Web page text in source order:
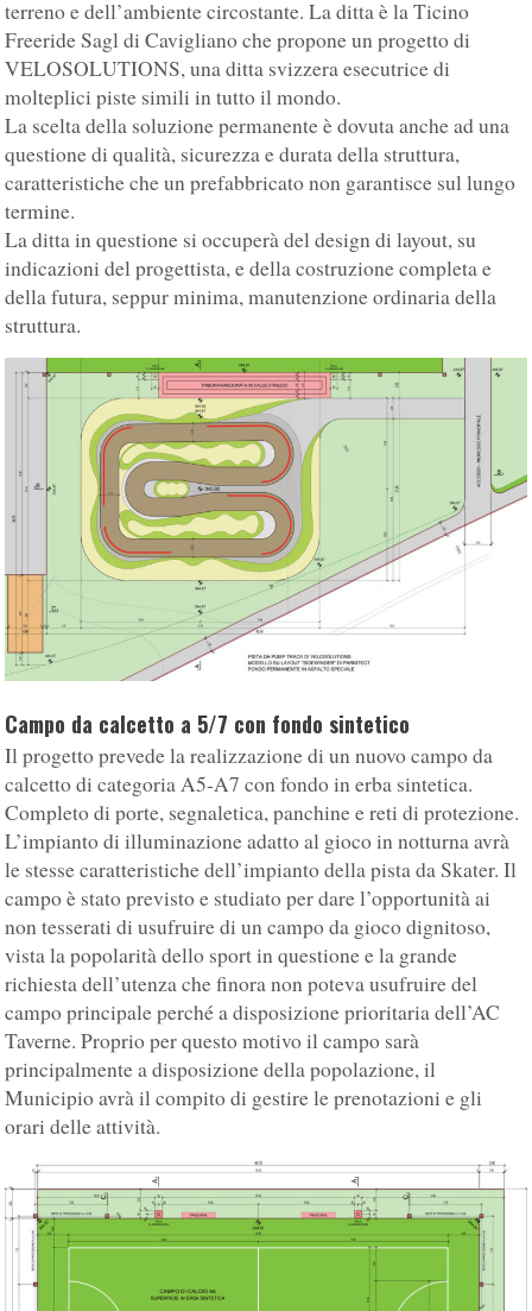
terreno e dell’ambiente circostante. La ditta è la Ticino
Freeride Sagl di Cavigliano che propone un progetto di
VELOSOLUTIONS, una ditta svizzera esecutrice di
molteplici piste simili in tutto il mondo.
La scelta della soluzione permanente è dovuta anche ad una
questione di qualità, sicurezza e durata della struttura,
caratteristiche che un prefabbricato non garantisce sul lungo
termine.
La ditta in questione si occuperà del design di layout, su
indicazioni del progettista, e della costruzione completa e
della futura, seppur minima, manutenzione ordinaria della
struttura.
Campo da calcetto a 5/7 con fondo sintetico
Il progetto prevede la realizzazione di un nuovo campo da
calcetto di categoria A5-A7 con fondo in erba sintetica.
Completo di porte, segnaletica, panchine e reti di protezione.
L’impianto di illuminazione adatto al gioco in notturna avrà
le stesse caratteristiche dell’impianto della pista da Skater. Il
campo è stato previsto e studiato per dare l’opportunità ai
non tesserati di usufruire di un campo da gioco dignitoso,
vista la popolarità dello sport in questione e la grande
richiesta dell’utenza che finora non poteva usufruire del
campo principale perché a disposizione prioritaria dell’AC
Taverne. Proprio per questo motivo il campo sarà
principalmente a disposizione della popolazione, il
Municipio avrà il compito di gestire le prenotazioni e gli
orari delle attività.